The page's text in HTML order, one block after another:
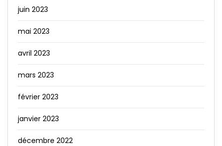
juin 2023
mai 2023
avril 2023
mars 2023
février 2023
janvier 2023
décembre 2022